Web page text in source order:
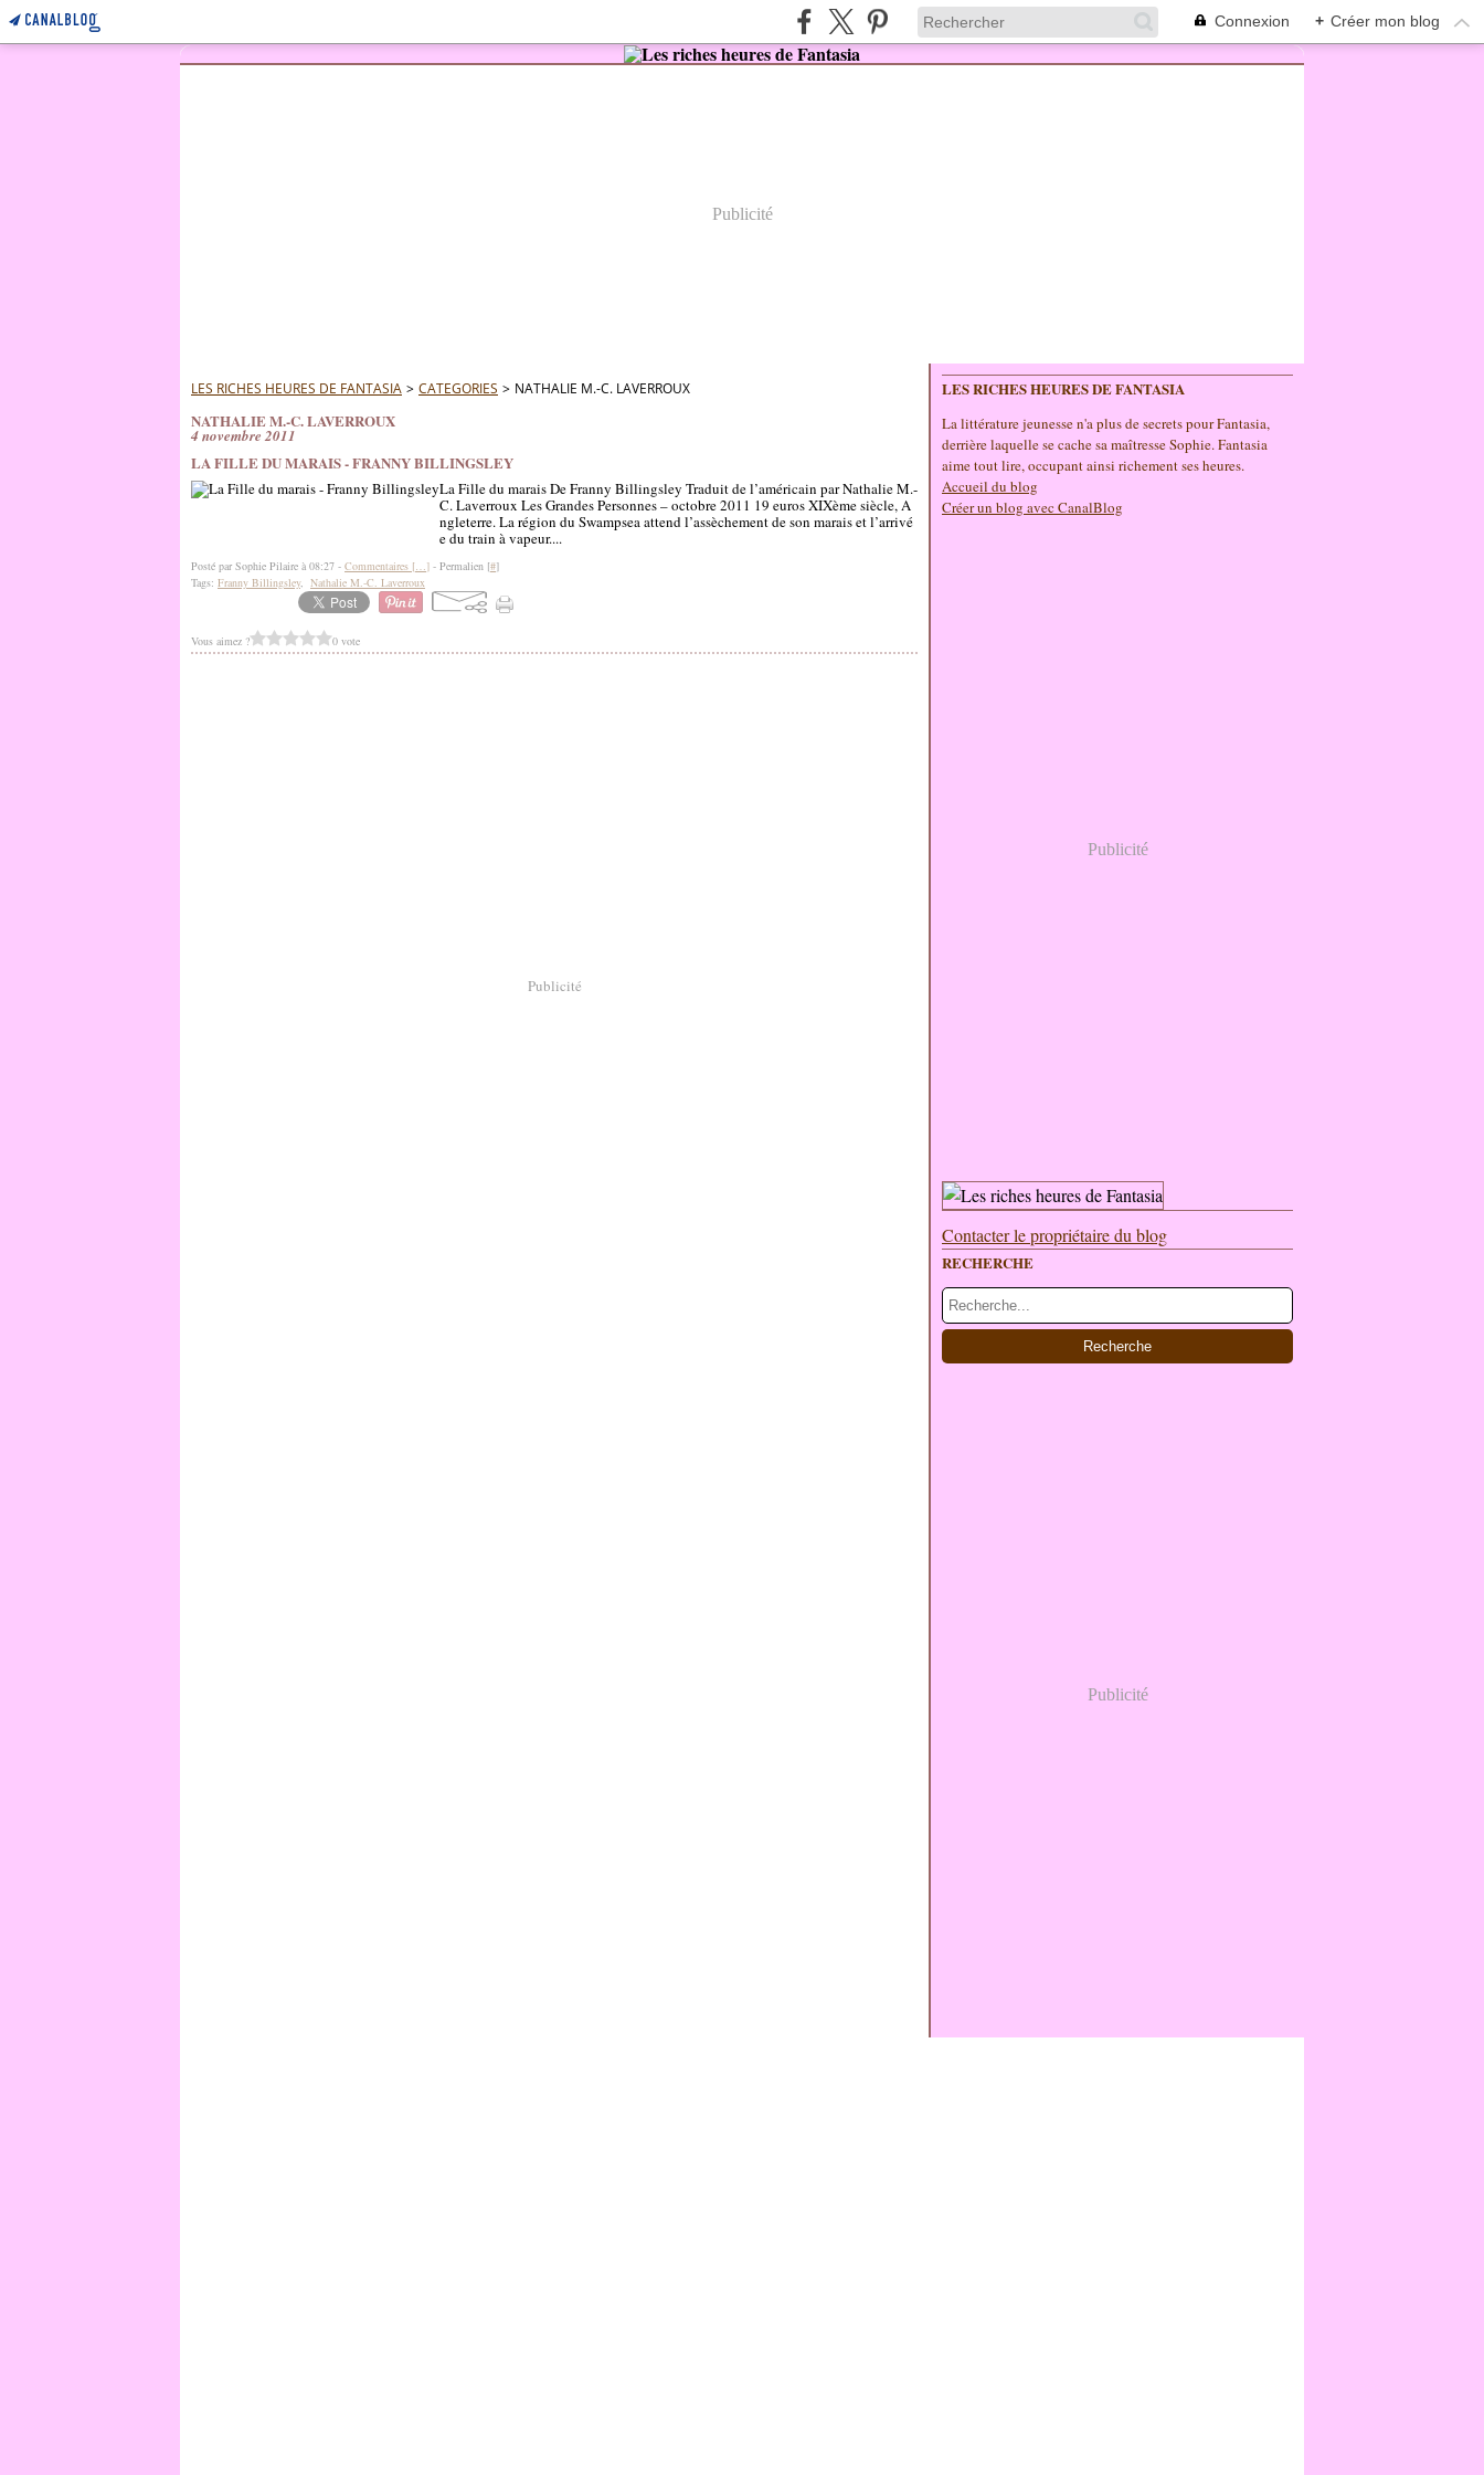
Connexion + Créer mon blog
Publicité
LES RICHES HEURES DE FANTASIA > CATEGORIES > NATHALIE M.-C. LAVERROUX
NATHALIE M.-C. LAVERROUX
4 novembre 2011
LA FILLE DU MARAIS - FRANNY BILLINGSLEY
La Fille du marais De Franny Billingsley Traduit de l’américain par Nathalie M.-
C. Laverroux Les Grandes Personnes – octobre 2011 19 euros XIXème siècle, A
ngleterre. La région du Swampsea attend l’assèchement de son marais et l’arrivé
e du train à vapeur....
Posté par Sophie Pilaire à 08:27 - Commentaires […] - Permalien [#]
Tags: Franny Billingsley, Nathalie M.-C. Laverroux
Vous aimez ? 0 vote
Publicité
LES RICHES HEURES DE FANTASIA
La littérature jeunesse n'a plus de secrets pour Fantasia,
derrière laquelle se cache sa maîtresse Sophie. Fantasia
aime tout lire, occupant ainsi richement ses heures.
Accueil du blog
Créer un blog avec CanalBlog
Publicité
Contacter le propriétaire du blog
RECHERCHE
Publicité